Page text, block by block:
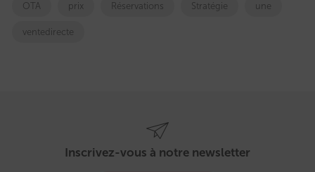
OTA prix Réservations Stratégie une
ventedirecte
Inscrivez-vous à notre newsletter